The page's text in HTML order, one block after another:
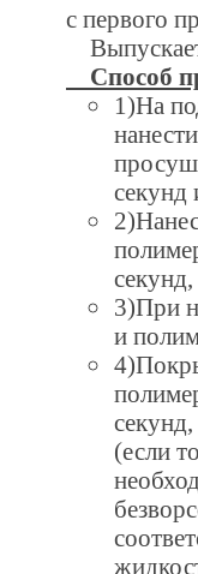
с первого
Способ
1)На
секунд
3)При
и
(если